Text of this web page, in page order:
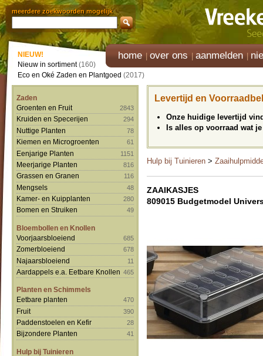
meerdere zoekwoorden mogelijk
home over ons aanmelden
NIEUW!
Nieuw in sortiment(160)
Eco en Oké Zaden en Plantgoed (2017)
Zaden
Groenten en Fruit
2843
Kruiden en Specerijen 294
Nuttige Planten 78
Kiemen en Microgroenten 61
Eenjarige Planten 1151
Meerjarige Planten 816
Grassen en Granen 116
Mengsels 48
Kamer- en Kuipplanten 280
Bomen en Struiken 49
Bloembollen en Knollen
Voorjaarsbloeiend
685
Zomerbloeiend 678
Najaarsbloeiend 11
Aardappels e.a. Eetbare Knollen 465
Planten en Schimmels
Eetbare planten
470
Fruit 390
Paddenstoelen en Kefir 28
Bijzondere Planten 41
Hulp bij Tuinieren
Levertijd en
Onze huidige levertijd
Is alles op voorraad wat
Hulp bij Tuinieren >
ZAAIKASJES
809015 Budgetmodel